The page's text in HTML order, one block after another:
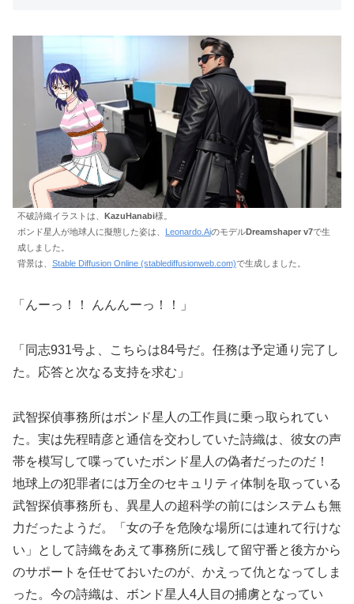
不破詩織イラストは、 KazuHanabi様。
ボンド星人が地球人に擬態した姿は、
Leonardo.AiのモデルDreamshaper v7で生
成しました。
背景は、 Stable Diffusion Online (stablediffusionweb.com)で生成しました。
「んーっ！！ んんんーっ！！」
「同志931号よ、こちらは84号だ。任務は予定通り完了し
た。応答と次なる支持を求む」
武智探偵事務所はボンド星人の工作員に乗っ取られてい
た。実は先程晴彦と通信を交わしていた詩織は、彼女の声
帯を模写して喋っていたボンド星人の偽者だったのだ！
地球上の犯罪者には万全のセキュリティ体制を取っている
武智探偵事務所も、異星人の超科学の前にはシステムも無
力だったようだ。「女の子を危険な場所には連れて行けな
い」として詩織をあえて事務所に残して留守番と後方から
のサポートを任せておいたのが、かえって仇となってしま
った。今の詩織は、ボンド星人4人目の捕虜となってい